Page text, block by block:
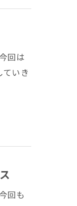
回は
いき
回も